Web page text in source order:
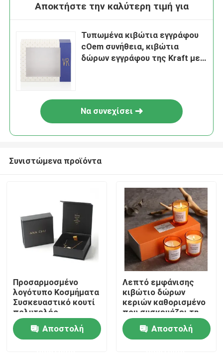
Σπίτι
Προϊόντα
Αποκτήστε την καλύτερη τιμή για
Τυπωμένα κιβώτια εγγράφου
cOem συνήθεια, κιβώτια
δώρων εγγράφου της Kraft με
Να συνεχίσει
Συνιστώμενα προϊόντα
Προσαρμοσμένο
λογότυπο Κοσμήματα
Συσκευαστικό κουτί
πολυτελές
περιδέραιο βραχιόλι
κοσμήματα κουτί με
βελούδο εισαγωγή
Αποστολή
Λεπτό εμφάνισης
κιβώτιο δώρων
κεριών καθορισμένο
που συσκευάζει τη
συνήθεια
πολυτέλειας 3
κιβωτίων κεριών με
Αποστολή